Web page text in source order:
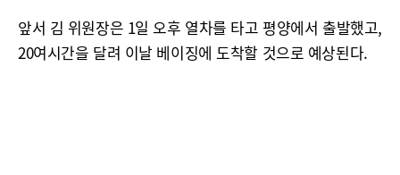
앞서 김 위원장은 1일 오후 열차를 타고 평양에서 출발했고,
20여시간을 달려 이날 베이징에 도착할 것으로 예상된다.